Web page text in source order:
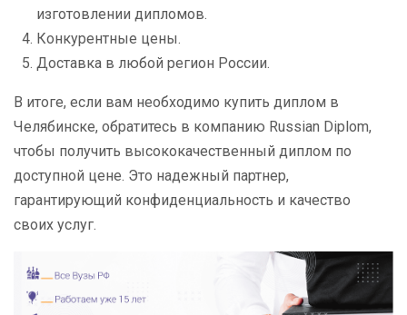
изготовлении дипломов.
Конкурентные цены.
Доставка в любой регион России.
В итоге, если вам необходимо купить диплом в
Челябинске, обратитесь в компанию Russian Diplom,
чтобы получить высококачественный диплом по
доступной цене. Это надежный партнер,
гарантирующий конфиденциальность и качество
своих услуг.